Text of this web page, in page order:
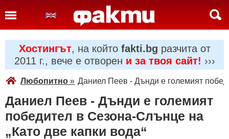
Хостингът, на който fakti.bg разчита от
2011 г., вече е отворен и за твоя сайт! ›››
Любопитно » Даниел Пеев - Дънди е големият
Даниел Пеев - Дънди е големият
победител в Сезона-Слънце на
„Като две капки вода“